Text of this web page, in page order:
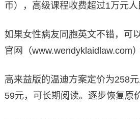
币），高级课程收费超过1万元人
如果女性病友同胞英文不错，可
官网（www.wendyklaidlaw.com
高来益版的温迪方案定价为258
59元，可长期阅读。逐步恢复原